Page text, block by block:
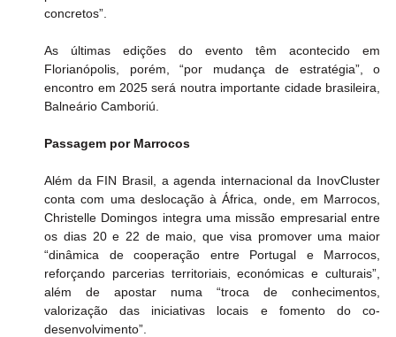
concretos”.
As últimas edições do evento têm acontecido em
Florianópolis, porém, “por mudança de estratégia”, o
encontro em 2025 será noutra importante cidade brasileira,
Balneário Camboriú.
Passagem por Marrocos
Além da FIN Brasil, a agenda internacional da InovCluster
conta com uma deslocação à África, onde, em Marrocos,
Christelle Domingos integra uma missão empresarial entre
os dias 20 e 22 de maio, que visa promover uma maior
“dinâmica de cooperação entre Portugal e Marrocos,
reforçando parcerias territoriais, económicas e culturais”,
além de apostar numa “troca de conhecimentos,
valorização das iniciativas locais e fomento do co-
desenvolvimento”.